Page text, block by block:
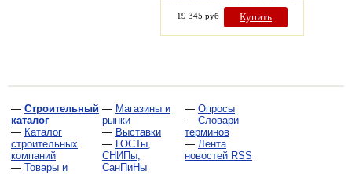
19 345 руб Купить
— Строительный
каталог
— Каталог
строительных
компаний
— Товары и
— Магазины и
рынки
— Выставки
— ГОСТы,
СНИПы,
СанПиНы
— Опросы
— Словари
терминов
— Лента
новостей RSS